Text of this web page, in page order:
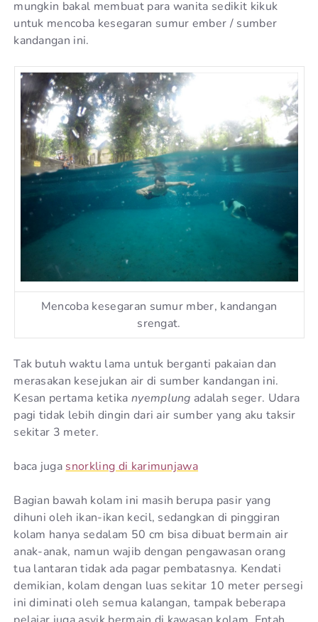
mungkin bakal membuat para wanita sedikit kikuk
untuk mencoba kesegaran sumur ember / sumber
kandangan ini.
Mencoba kesegaran sumur mber, kandangan
srengat.
Tak butuh waktu lama untuk berganti pakaian dan
merasakan kesejukan air di sumber kandangan ini.
Kesan pertama ketika nyemplung adalah seger. Udara
pagi tidak lebih dingin dari air sumber yang aku taksir
sekitar 3 meter.
baca jugasnorkling di karimunjawa
Bagian bawah kolam ini masih berupa pasir yang
dihuni oleh ikan-ikan kecil, sedangkan di pinggiran
kolam hanya sedalam 50 cm bisa dibuat bermain air
anak-anak, namun wajib dengan pengawasan orang
tua lantaran tidak ada pagar pembatasnya. Kendati
demikian, kolam dengan luas sekitar 10 meter persegi
ini diminati oleh semua kalangan, tampak beberapa